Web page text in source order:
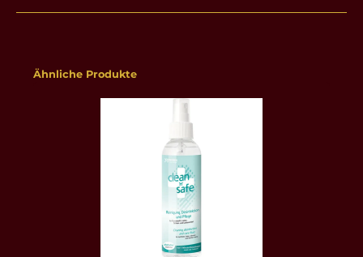
Produktgalerie überspringen
Ähnliche Produkte